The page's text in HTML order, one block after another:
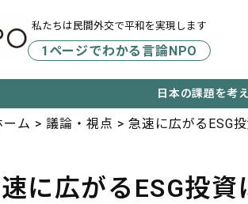
私たちは民間外交で平和を実現します
1ページでわかる言論NPO
日本の課題を考
ーム 議論・視点 急速に広がるESG
に広がるESG投